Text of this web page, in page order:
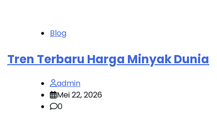
Blog
Tren Terbaru Harga Minyak Dunia
admin
Mei 22, 2026
0